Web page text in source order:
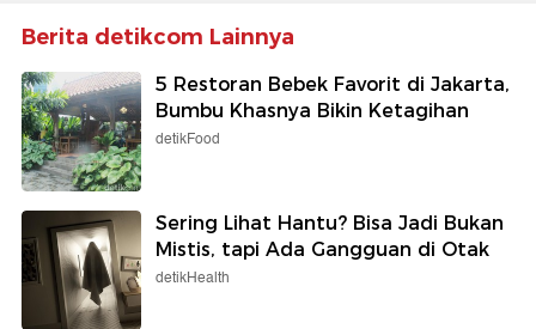
Berita detikcom Lainnya
5 Restoran Bebek Favorit di Jakarta,
Bumbu Khasnya Bikin Ketagihan
detikFood
Sering Lihat Hantu? Bisa Jadi Bukan
Mistis, tapi Ada Gangguan di Otak
detikHealth